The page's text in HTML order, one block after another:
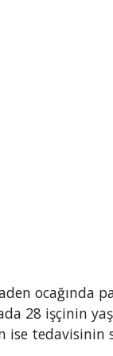
ocağında
28 işçinin
ise